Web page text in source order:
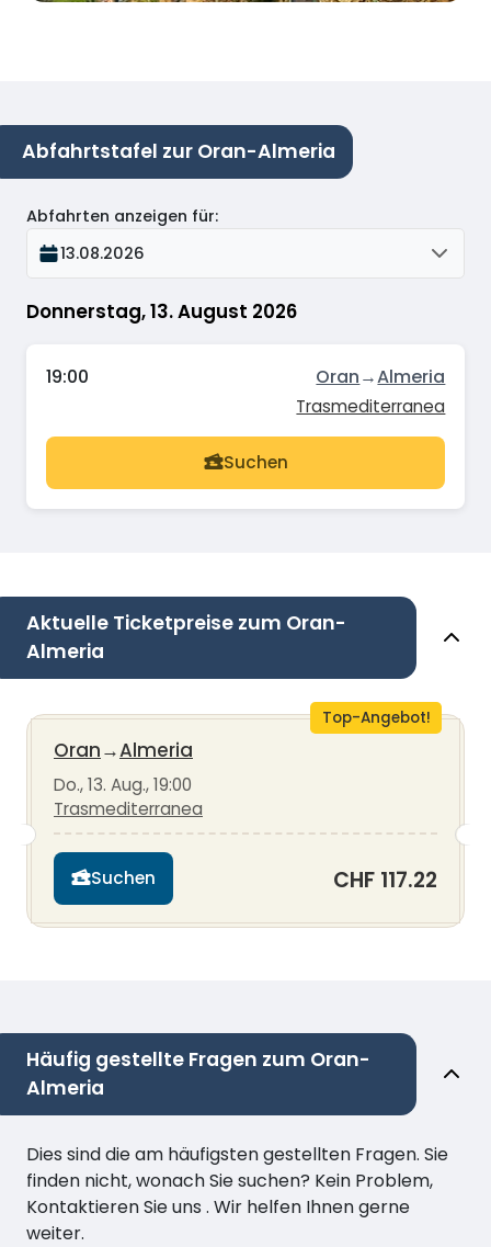
Abfahrtstafel zur Oran-Almeria
Donnerstag, 13. August 2026
Abfahrten anzeigen für:
13.08.2026
19:00 Oran→Almeria
Trasmediterranea
Suchen
Aktuelle Ticketpreise zum Oran-
Almeria
Top-Angebot!
Oran→Almeria
Do., 13. Aug., 19:00
Trasmediterranea
Suchen CHF 117.22
Häufig gestellte Fragen zum Oran-
Almeria
Dies sind die am häufigsten gestellten Fragen. Sie
finden nicht, wonach Sie suchen? Kein Problem,
Kontaktieren Sie uns . Wir helfen Ihnen gerne
weiter.